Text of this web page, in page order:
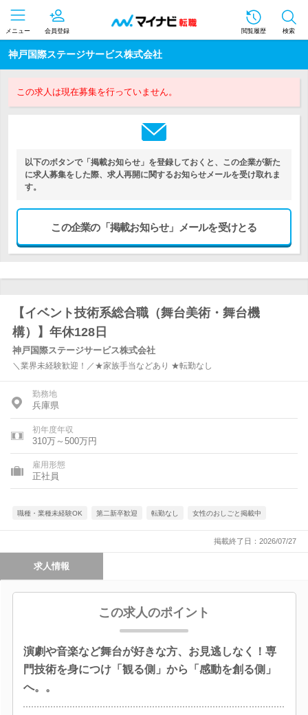
メニュー 会員登録 閲覧履歴 検索
神戸国際ステージサービス株式会社
この求人は現在募集を行っていません。
以下のボタンで「掲載お知らせ」を登録しておくと、この企業が新た
に求人募集をした際、求人再開に関するお知らせメールを受け取れま
す。
この企業の「掲載お知らせ」メールを受けとる
【イベント技術系総合職（舞台美術・舞台機
構）】年休128日
神戸国際ステージサービス株式会社
＼業界未経験歓迎！／★家族手当などあり ★転勤なし
勤務地
兵庫県
初年度年収
310万～500万円
雇用形態
正社員
職種・業種未経験OK 第二新卒歓迎 転勤なし 女性のおしごと掲載中
掲載終了日：2026/07/27
求人情報
この求人のポイント
演劇や音楽など舞台が好きな方、お見逃しなく！専
門技術を身につけ「観る側」から「感動を創る側」
へ。。